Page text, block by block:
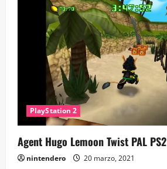
PlayStation 2
Agent Hugo Lemoon Twist PAL PS2
nintendero 20 marzo, 2021